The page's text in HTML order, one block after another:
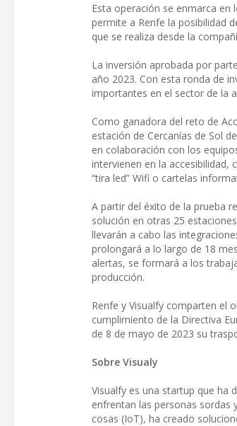
Esta operación se enmarca en
permite a Renfe la posibilidad
que se realiza desde la
La inversión aprobada por
año 2023. Con esta ronda de
importantes en el sector de la
Como ganadora del reto de
estación de Cercanías de Sol
en colaboración con los
intervienen en la accesibilidad,
“tira led” Wifi o cartelas
A partir del éxito de la prueba
solución en otras 25
llevarán a cabo las
prolongará a lo largo de 18
alertas, se formará a los
producción.
Renfe y Visualfy comparten el
cumplimiento de la Directiva
de 8 de mayo de 2023 su
Sobre Visualy
Visualfy es una startup que ha
enfrentan las personas sordas
cosas (IoT), ha creado